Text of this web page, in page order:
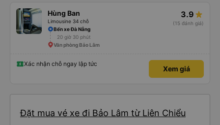
Hùng Ban
Limousine 34 chỗ
3.9
(15 đánh giá)
Bến xe Đà Nẵng
20 giờ 30 phút
Văn phòng Bảo Lâm
Xác nhận chỗ ngay lập tức
Xem giá
Đặt mua vé xe đi Bảo Lâm từ Liên Chiểu